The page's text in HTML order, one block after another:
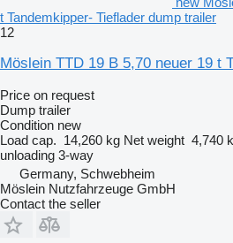
t Tandemkipper- Tieflader dump trailer
12
Möslein TTD 19 B 5,70 neuer 19 t
Price on request
Dump trailer
Condition new
Load cap. 14,260 kg Net weight 4,740
unloading 3-way
Germany, Schwebheim
Möslein Nutzfahrzeuge GmbH
Contact the seller